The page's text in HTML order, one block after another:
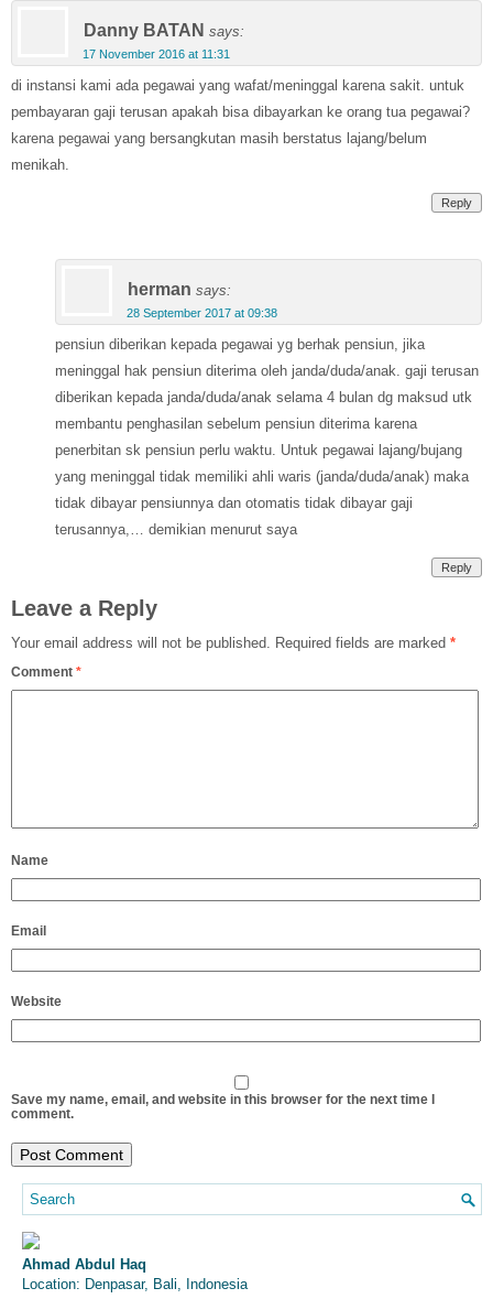
Danny BATAN says:
17 November 2016 at 11:31
di instansi kami ada pegawai yang wafat/meninggal karena sakit. untuk
pembayaran gaji terusan apakah bisa dibayarkan ke orang tua pegawai?
karena pegawai yang bersangkutan masih berstatus lajang/belum
menikah.
Reply
herman says:
28 September 2017 at 09:38
pensiun diberikan kepada pegawai yg berhak pensiun, jika
meninggal hak pensiun diterima oleh janda/duda/anak. gaji terusan
diberikan kepada janda/duda/anak selama 4 bulan dg maksud utk
membantu penghasilan sebelum pensiun diterima karena
penerbitan sk pensiun perlu waktu. Untuk pegawai lajang/bujang
yang meninggal tidak memiliki ahli waris (janda/duda/anak) maka
tidak dibayar pensiunnya dan otomatis tidak dibayar gaji
terusannya,… demikian menurut saya
Reply
Leave a Reply
Your email address will not be published. Required fields are marked *
Comment *
Name
Email
Website
Save my name, email, and website in this browser for the next time I
comment.
Ahmad Abdul Haq
Location: Denpasar, Bali, Indonesia